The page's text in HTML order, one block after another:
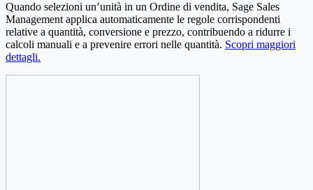
Quando selezioni un’unità in un Ordine di vendita, Sage Sales
Management applica automaticamente le regole corrispondenti
relative a quantità, conversione e prezzo, contribuendo a ridurre i
calcoli manuali e a prevenire errori nelle quantità. Scopri maggiori
dettagli.